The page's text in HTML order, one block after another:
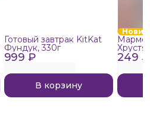
999 ₽
Готовый завтрак KitKat
Фундук, 330г
В корзину
249 ₽